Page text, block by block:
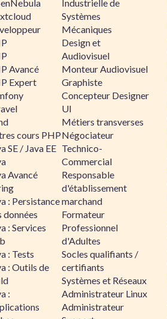
Avancé
Expert
cours PHP
SE / Java EE
Avancé
: Persistance
données
: Services
: Tests
: Outils de
:
Industrielle de
Systèmes
Mécaniques
Design et
Audiovisuel
Monteur Audiovisuel
Graphiste
Concepteur Designer
UI
Métiers transverses
Négociateur
Technico-
Commercial
Responsable
d'établissement
marchand
Formateur
Professionnel
d'Adultes
Socles qualifiants /
certifiants
Systèmes et Réseaux
Administrateur Linux
Administrateur